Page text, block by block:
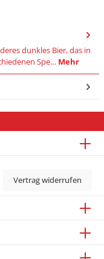
dunkles Bier, das in
Spe… Mehr
Vertrag widerrufen